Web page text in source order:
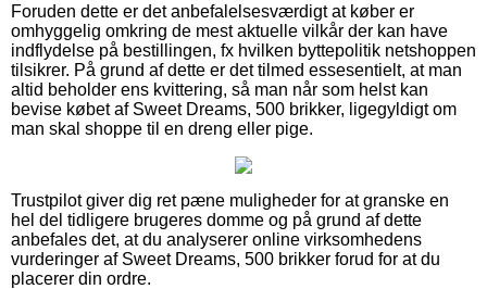
Foruden dette er det anbefalelsesværdigt at køber er
omhyggelig omkring de mest aktuelle vilkår der kan have
indflydelse på bestillingen, fx hvilken byttepolitik netshoppen
tilsikrer. På grund af dette er det tilmed essesentielt, at man
altid beholder ens kvittering, så man når som helst kan
bevise købet af Sweet Dreams, 500 brikker, ligegyldigt om
man skal shoppe til en dreng eller pige.
Trustpilot giver dig ret pæne muligheder for at granske en
hel del tidligere brugeres domme og på grund af dette
anbefales det, at du analyserer online virksomhedens
vurderinger af Sweet Dreams, 500 brikker forud for at du
placerer din ordre.